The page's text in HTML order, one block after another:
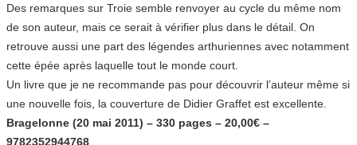
Des remarques sur Troie semble renvoyer au cycle du même nom
de son auteur, mais ce serait à vérifier plus dans le détail. On
retrouve aussi une part des légendes arthuriennes avec notamment
cette épée après laquelle tout le monde court.
Un livre que je ne recommande pas pour découvrir l’auteur même si
une nouvelle fois, la couverture de Didier Graffet est excellente.
Bragelonne (20 mai 2011) – 330 pages – 20,00€ –
9782352944768